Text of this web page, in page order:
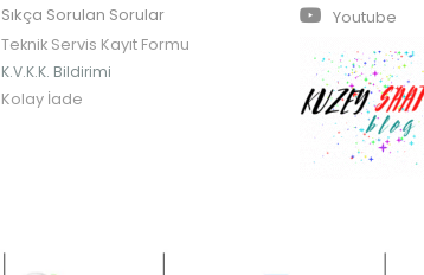
Sıkça Sorulan Sorular
Teknik Servis Kayıt Formu
K.V.K.K. Bildirimi
Kolay İade
Youtube